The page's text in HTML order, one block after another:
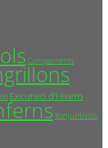
Campaments
Excursió d'Hivern
Konjuntivitis